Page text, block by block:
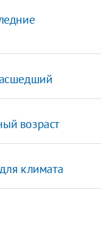
возраст
климата